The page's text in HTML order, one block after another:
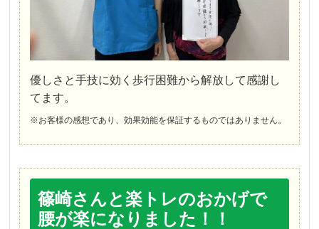
優しさと手技に効く歩行困難から解放して感謝し
てます。
※お客様の感想であり、効果効能を保証するものではありません。
篠崎さんと楽トレのおかげで
腰が楽になりました！！